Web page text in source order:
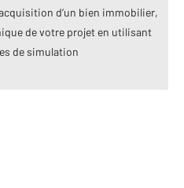
d’un bien immobilier,
de votre projet en utilisant
de simulation